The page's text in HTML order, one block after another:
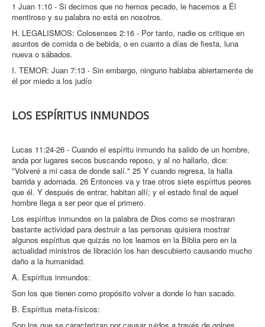
1 Juan 1:10 - Si decimos que no hemos pecado, le hacemos a Él
mentiroso y su palabra no está en nosotros.
H. LEGALISMOS: Colosenses 2:16 - Por tanto, nadie os critique en
asuntos de comida o de bebida, o en cuanto a días de fiesta, luna
nueva o sábados.
I. TEMOR: Juan 7:13 - Sin embargo, ninguno hablaba abiertamente de
él por miedo a los judío
LOS ESPÍRITUS INMUNDOS
Lucas 11:24-26 - Cuando el espíritu inmundo ha salido de un hombre,
anda por lugares secos buscando reposo, y al no hallarlo, dice:
"Volveré a mi casa de donde salí." 25 Y cuando regresa, la halla
barrida y adornada. 26 Entonces va y trae otros siete espíritus peores
que él. Y después de entrar, habitan allí; y el estado final de aquel
hombre llega a ser peor que el primero.
Los espíritus inmundos en la palabra de Dios como se mostraran
bastante actividad para destruir a las personas quisiera mostrar
algunos espíritus que quizás no los leamos en la Biblia pero en la
actualidad ministros de libración los han descubierto causando mucho
daño a la humanidad.
A. Espíritus inmundos:
Son los que tienen como propósito volver a donde lo han sacado.
B. Espíritus meta-físicos: